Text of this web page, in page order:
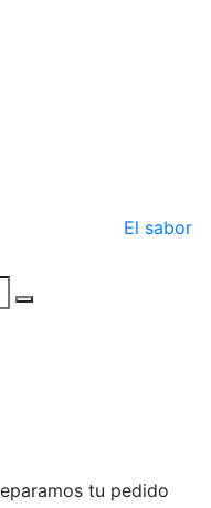
El sabor
tu pedido